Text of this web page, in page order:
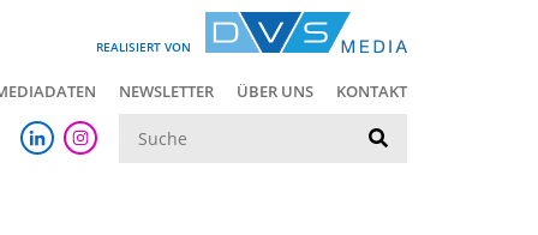
REALISIERT VON
NEWSLETTER ÜBER UNS KONTAKT